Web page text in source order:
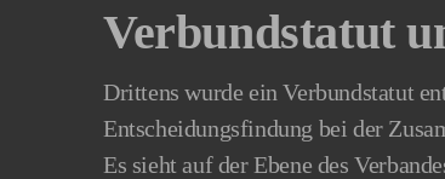
Verbundstatut
Drittens wurde ein Verbundstatut
Entscheidungsfindung bei der
Es sieht auf der Ebene des